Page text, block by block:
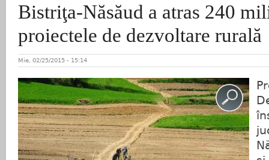
Bistriţa-Năsăud a atras 240
proiectele de dezvoltare rurală
Mie, 02/25/2015 - 15:14